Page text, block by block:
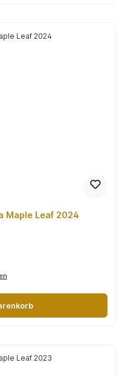
Maple Leaf 2024